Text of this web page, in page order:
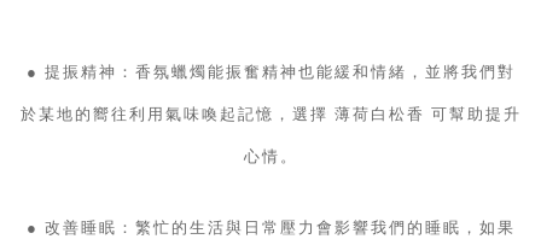
● 提振精神：香氛蠟燭能振奮精神也能緩和情緒，並將我們對
於某地的嚮往利用氣味喚起記憶，選擇 薄荷白松香 可幫助提升
心情。
● 改善睡眠：繁忙的生活與日常壓力會影響我們的睡眠，如果